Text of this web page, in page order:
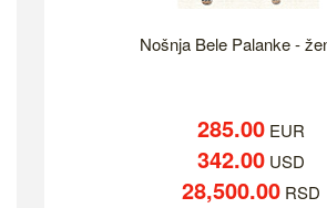
Nošnja Bele Palanke -
285.00 EUR
342.00 USD
28,500.00 RSD